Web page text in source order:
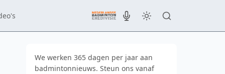
We werken 365 dagen per jaar aan
badmintonnieuws. Steun ons vanaf